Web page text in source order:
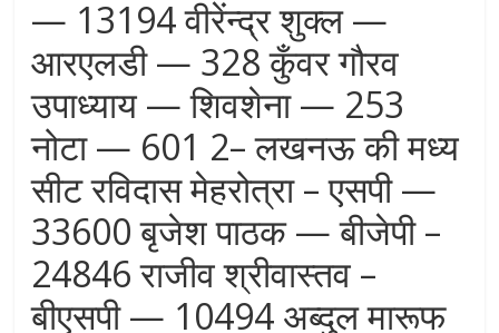
— 13194 वीरेंन्द्र शुक्ल —
आरएलडी — 328 कुँवर गौरव
उपाध्याय — शिवशेना — 253
नोटा — 601 2– लखनऊ की मध्य
सीट रविदास मेहरोत्रा – एसपी —
33600 बृजेश पाठक — बीजेपी –
24846 राजीव श्रीवास्तव –
बीएसपी — 10494 अब्दुल मारूफ